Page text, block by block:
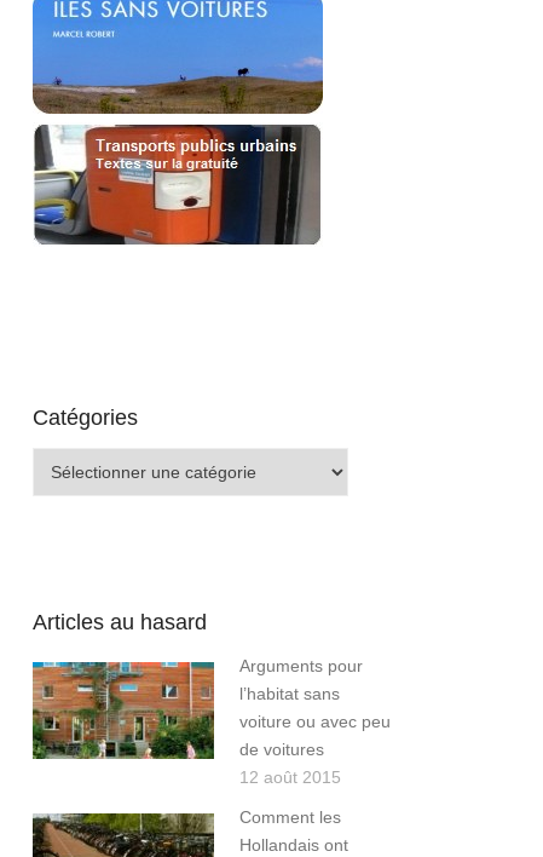
Catégories
Articles au hasard
Arguments pour
l’habitat sans
voiture ou avec peu
de voitures
12 août 2015
Comment les
Hollandais ont